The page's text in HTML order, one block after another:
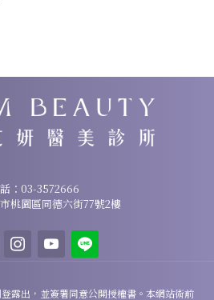
地址：桃園市桃園區同德六街77號2樓
： 03-3572666
桃園區同德六街77號2樓
instagramyoutubeline
露出，並簽署同意公開授權書。本網站術前